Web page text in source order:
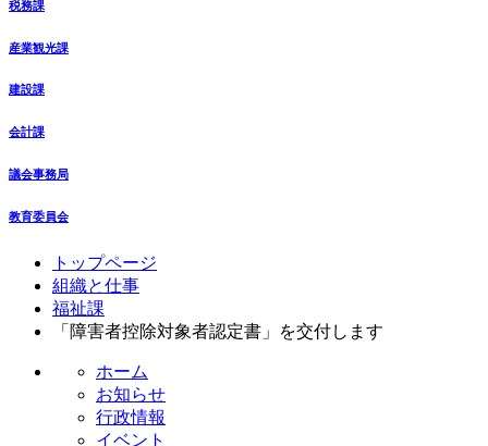
税務課
産業観光課
建設課
会計課
議会事務局
教育委員会
トップページ
組織と仕事
福祉課
「障害者控除対象者認定書」を交付します
ホーム
お知らせ
行政情報
イベント